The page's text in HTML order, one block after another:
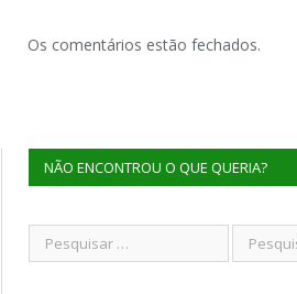
Os comentários estão fechados.
NÃO ENCONTROU O QUE QUERIA?